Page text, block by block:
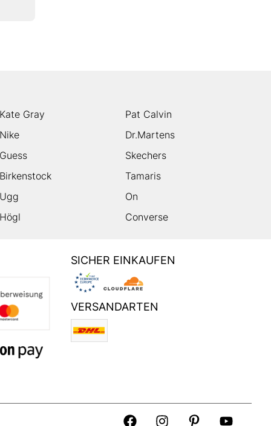
Kate Gray
Pat Calvin
Nike
Dr.Martens
Guess
Skechers
Birkenstock
Tamaris
Ugg
On
Högl Converse
SICHER EINKAUFEN
VERSANDARTEN